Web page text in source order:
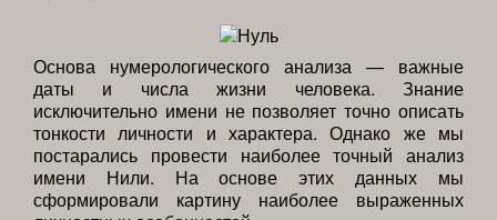
Основа нумерологического анализа — важные
даты и числа жизни человека. Знание
исключительно имени не позволяет точно описать
тонкости личности и характера. Однако же мы
постарались провести наиболее точный анализ
имени Нили. На основе этих данных мы
сформировали картину наиболее выраженных